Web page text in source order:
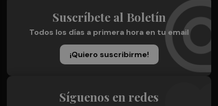
Suscríbete al Boletín
Todos los días a primera hora en tu email
¡Quiero suscribirme!
Síguenos en redes